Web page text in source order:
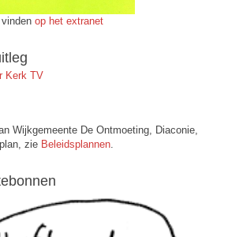
op het extranet
Kerk TV
Wijkgemeente De Ontmoeting, Diaconie,
zie Beleidsplannen.